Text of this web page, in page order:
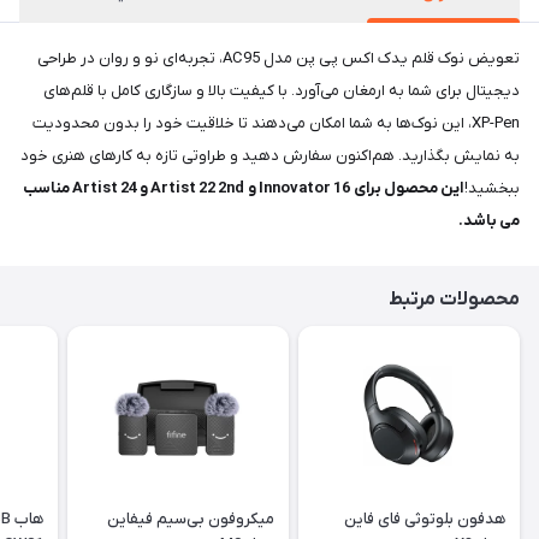
تعویض نوک قلم یدک اکس پی پن مدل AC95، تجربه‌ای نو و روان در طراحی
دیجیتال برای شما به ارمغان می‌آورد. با کیفیت بالا و سازگاری کامل با قلم‌های
XP-Pen، این نوک‌ها به شما امکان می‌دهند تا خلاقیت خود را بدون محدودیت
به نمایش بگذارید. هم‌اکنون سفارش دهید و طراوتی تازه به کارهای هنری خود
ببخشید!
این محصول برای Innovator 16 و Artist 22 2nd و Artist 24 مناسب
می باشد.
محصولات مرتبط
هدفون بلوتوثی فای فاین
میکروفون بی‌سیم فیفاین